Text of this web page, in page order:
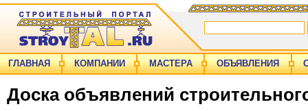
ГЛАВНАЯ КОМПАНИИ МАСТЕРА ОБЪЯВЛЕНИЯ
Доска объявлений